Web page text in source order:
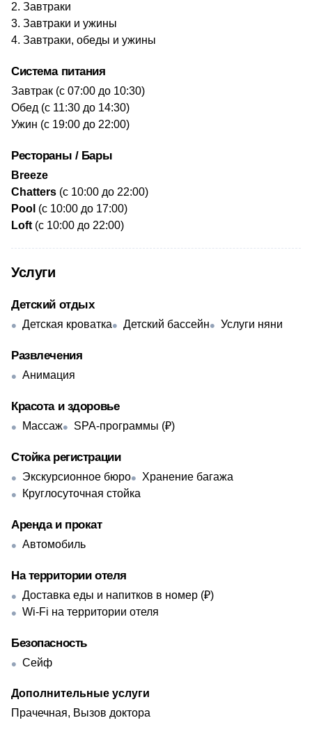
Завтраки
Завтраки и ужины
Завтраки, обеды и ужины
Система питания
​Завтрак (с 07:00 до 10:30)
Обед (с 11:30 до 14:30)
Ужин (с 19:00 до 22:00)
Рестораны / Бары
​Breeze
Chatters (с 10:00 до 22:00)
​Pool (с 10:00 до 17:00)
Lоft (с 10:00 до 22:00)
Услуги
Детский отдых
Детская кроватка Детский бассейн Услуги няни
Развлечения
Анимация
Красота и здоровье
Массаж SPA-программы (₽)
Стойка регистрации
Экскурсионное бюро
Хранение багажа
Круглосуточная стойка
Аренда и прокат
Автомобиль
На территории отеля
Доставка еды и напитков в номер (₽)
Wi-Fi на территории отеля
Безопасность
Сейф
Дополнительные услуги
Прачечная, Вызов доктора